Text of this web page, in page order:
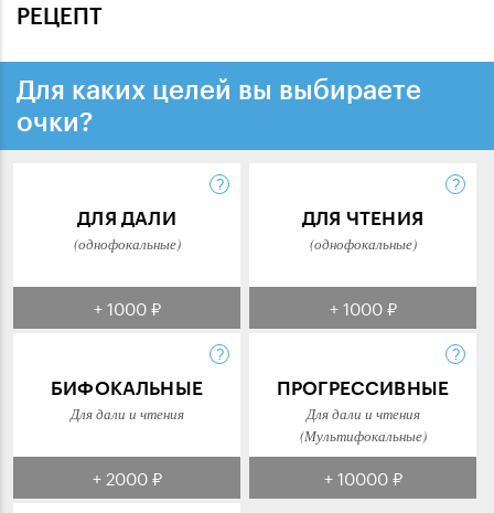
РЕЦЕПТ
Для каких целей вы выбираете
очки?
ДЛЯ ДАЛИ
(однофокальные)
+ 1000 ₽
ДЛЯ ЧТЕНИЯ
(однофокальные)
+ 1000 ₽
БИФОКАЛЬНЫЕ
Для дали и чтения
+ 2000 ₽
ПРОГРЕССИВНЫЕ
Для дали и чтения
(Мультифокальные)
+ 10000 ₽